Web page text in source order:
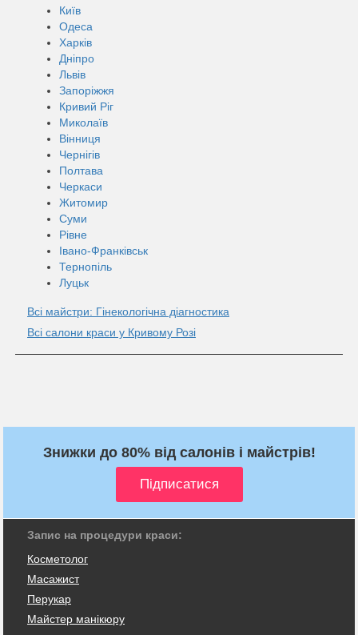
Київ
Одеса
Харків
Дніпро
Львів
Запоріжжя
Кривий Ріг
Миколаїв
Вінниця
Чернігів
Полтава
Черкаси
Житомир
Суми
Рівне
Івано-Франківськ
Тернопіль
Луцьк
Всі майстри: Гінекологічна діагностика
Всі салони краси у Кривому Розі
Знижки до 80% від салонів і майстрів!
Запис на процедури краси:
Косметолог
Масажист
Перукар
Майстер манікюру